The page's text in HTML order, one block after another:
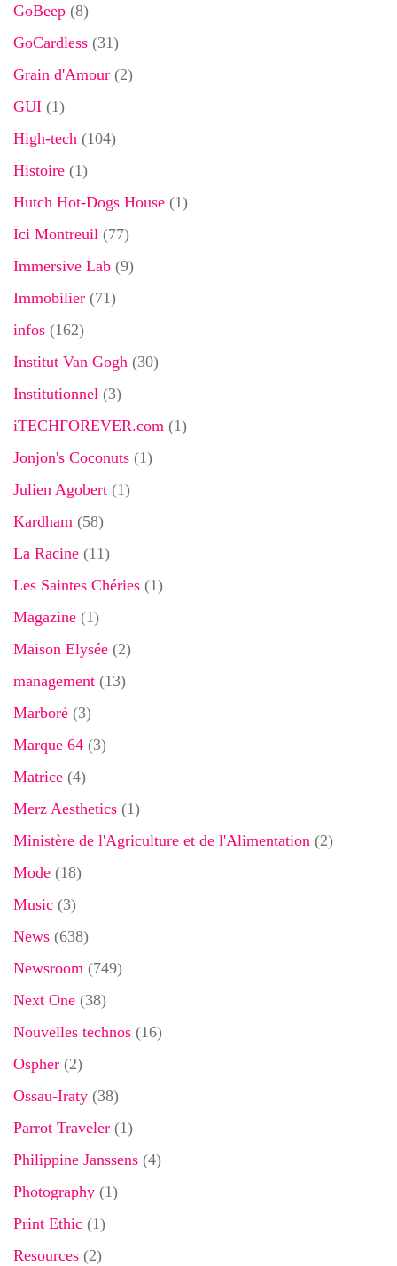
GoBeep (8)
GoCardless (31)
Grain d'Amour (2)
GUI (1)
High-tech (104)
Histoire (1)
Hutch Hot-Dogs House (1)
Ici Montreuil (77)
Immersive Lab (9)
Immobilier (71)
infos (162)
Institut Van Gogh (30)
Institutionnel (3)
iTECHFOREVER.com (1)
Jonjon's Coconuts (1)
Julien Agobert (1)
Kardham (58)
La Racine (11)
Les Saintes Chéries (1)
Magazine (1)
Maison Elysée (2)
management (13)
Marboré (3)
Marque 64 (3)
Matrice (4)
Merz Aesthetics (1)
Ministère de l'Agriculture et de l'Alimentation (2)
Mode (18)
Music (3)
News (638)
Newsroom (749)
Next One (38)
Nouvelles technos (16)
Ospher (2)
Ossau-Iraty (38)
Parrot Traveler (1)
Philippine Janssens (4)
Photography (1)
Print Ethic (1)
Resources (2)